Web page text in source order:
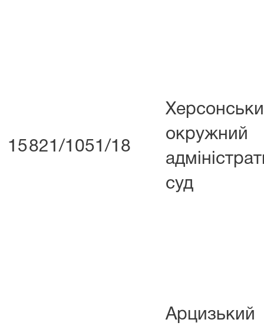
15821/1051/18
окружний
суд
Арцизький